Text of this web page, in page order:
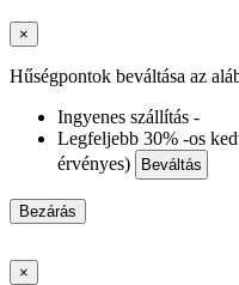
×
Hűségpontok beváltása az
Ingyenes szállítás -
Legfeljebb 30% -os
érvényes)
Beváltás
Bezárás
×